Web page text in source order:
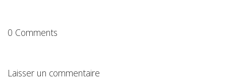
0 Comments
Laisser un commentaire